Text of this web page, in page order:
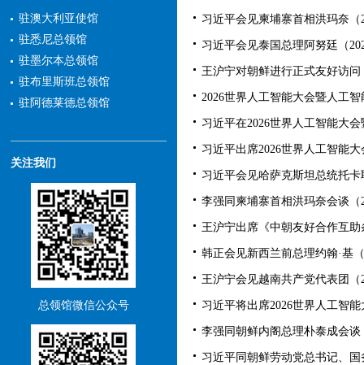
驻澳大利亚使馆
驻悉尼总领馆
驻墨尔本总领馆
驻布里斯班总领馆
驻阿德莱德总领馆
关注我们
总领馆微信公众号
习近平会见柬埔寨首相洪玛奈（
习近平会见泰国总理阿努廷（
王沪宁对朝鲜进行正式友好访问
2026世界人工智能大会暨人工
习近平在2026世界人工智能大
习近平出席2026世界人工智能
习近平会见哈萨克斯坦总统托卡
李强同柬埔寨首相洪玛奈会谈（
王沪宁出席《中朝友好合作互助
韩正会见新西兰前总理约翰·基
王沪宁会见越南共产党代表团（
习近平将出席2026世界人工智
李强同朝鲜内阁总理朴泰成会谈
习近平同朝鲜劳动党总书记、